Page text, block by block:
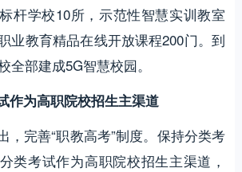
杆学校10所，示范性智慧实训教室
业教育精品在线开放课程200门。到
全部建成5G智慧校园。
为高职院校招生主渠道
完善“职教高考”制度。保持分类考
类考试作为高职院校招生主渠道，